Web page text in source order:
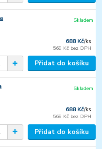
688 Kč/ks
569 Kč bez DPH
Skladem
Přidat do košíku
688 Kč/ks
569 Kč bez DPH
Skladem
Přidat do košíku